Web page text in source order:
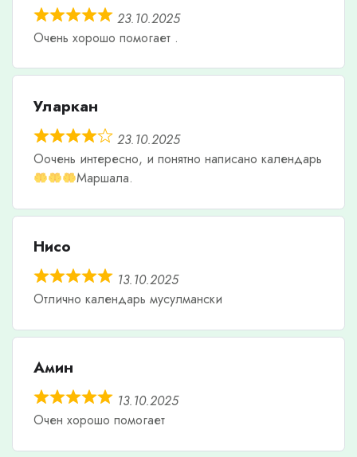
23.10.2025
Очень хорошо помогает .
Уларкан
23.10.2025
Оочень интересно, и понятно написано календарь
Маршала.
Нисо
13.10.2025
Отлично календарь мусулмански
Амин
13.10.2025
Очен хорошо помогает